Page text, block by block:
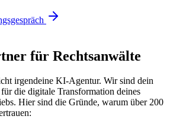
für Rechtsanwälte
irgendeine KI-Agentur. Wir sind dein
die digitale Transformation deines
Hier sind die Gründe, warum über 200